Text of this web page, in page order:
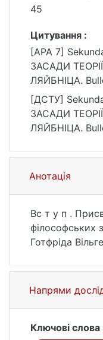
45
Цитування :
[APA 7]
ЗАСАДИ
ЛЯЙБНІЦА.
National
38–45. https://
4064.2025/12-
[ДСТУ]
ЗАСАДИ
ЛЯЙБНІЦА.
Т. 1, № 12. С.
4064.2025/12-
25.07.2026).
Анотація
Вс т у п .
філософських
Готфріда
метафізики.
молодого
права був від
Напрями
Ключові слова